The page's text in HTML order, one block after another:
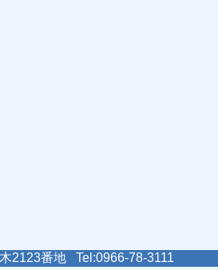
2123番地 Tel:0966-78-3111